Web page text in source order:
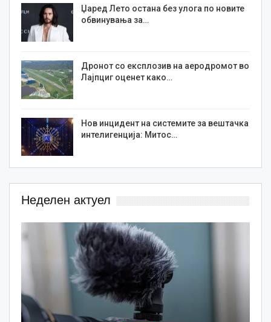
Џаред Лето остана без улога по новите
обвинувања за…
Дронот со експлозив на аеродромот во
Лајпциг оценет како…
Нов инцидент на системите за вештачка
интелигенција: Митос…
Неделен актуел